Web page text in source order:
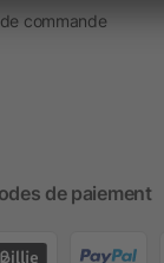
commande
de paiement